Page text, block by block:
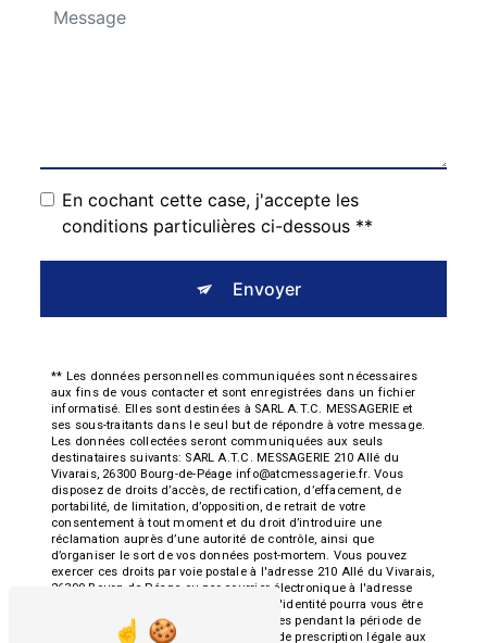
En cochant cette case, j'accepte les
conditions particulières ci-dessous **
Envoyer
** Les données personnelles communiquées sont nécessaires
aux fins de vous contacter et sont enregistrées dans un fichier
informatisé. Elles sont destinées à SARL A.T.C. MESSAGERIE et
ses sous-traitants dans le seul but de répondre à votre message.
Les données collectées seront communiquées aux seuls
destinataires suivants: SARL A.T.C. MESSAGERIE 210 Allé du
Vivarais, 26300 Bourg-de-Péage info@atcmessagerie.fr. Vous
disposez de droits d’accès, de rectification, d’effacement, de
portabilité, de limitation, d’opposition, de retrait de votre
consentement à tout moment et du droit d’introduire une
réclamation auprès d’une autorité de contrôle, ainsi que
d’organiser le sort de vos données post-mortem. Vous pouvez
exercer ces droits par voie postale à l'adresse 210 Allé du Vivarais,
26300 Bourg-de-Péage ou par courrier électronique à l'adresse
info@atcmessagerie.fr. Un justificatif d'identité pourra vous être
demandé. Nous conservons vos données pendant la période de
prise de contact puis pendant la durée de prescription légale aux